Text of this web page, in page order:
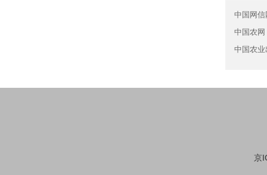
中国网信
中国农网
中国农业
京